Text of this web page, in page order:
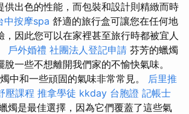
出色的性能，而包裝和設計則精緻而時
中按摩spa 舒適的旅行盒可讓您在任何地
，因此您可以在家裡甚至旅行時都被宜人
戶外婚禮 社團法人登記申請 芬芳的蠟燭
一些不想離開我們家的不愉快氣味。
中和一些頑固的氣味非常常見。 后里推
壓課程 推拿學徒 kkday 台胞證 記帳士
燭是最佳選擇，因為它們覆蓋了這些氣